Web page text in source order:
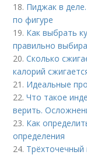
18. Пиджак в
по фигуре
19. Как выбрать
правильно
20.Сколько
калорий
21. Идеальные
22.Что такое
верить.
23. Как
определения
24.